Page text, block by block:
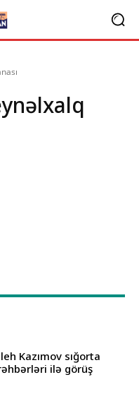
Kazımov sığorta
ilə görüş